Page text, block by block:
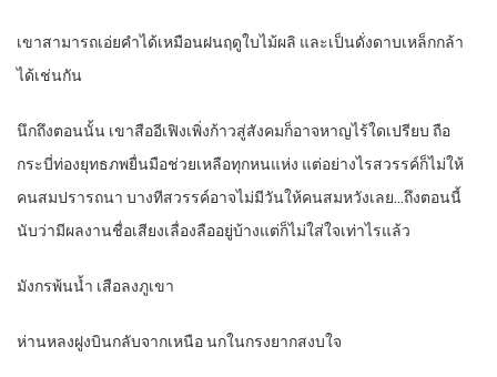
เขาสามารถเอ่ยคำได้เหมือนฝนฤดูใบไม้ผลิ และเป็นดั่งดาบเหล็กกล้า
ได้เช่นกัน
นึกถึงตอนนั้น เขาสืออีเฟิงเพิ่งก้าวสู่สังคมก็อาจหาญไร้ใดเปรียบ ถือ
กระบี่ท่องยุทธภพยื่นมือช่วยเหลือทุกหนแห่ง แต่อย่างไรสวรรค์ก็ไม่ให้
คนสมปรารถนา บางทีสวรรค์อาจไม่มีวันให้คนสมหวังเลย…ถึงตอนนี้
นับว่ามีผลงานชื่อเสียงเลื่องลืออยู่บ้างแต่ก็ไม่ใส่ใจเท่าไรแล้ว
มังกรพ้นน้ำ เสือลงภูเขา
ห่านหลงฝูงบินกลับจากเหนือ นกในกรงยากสงบใจ